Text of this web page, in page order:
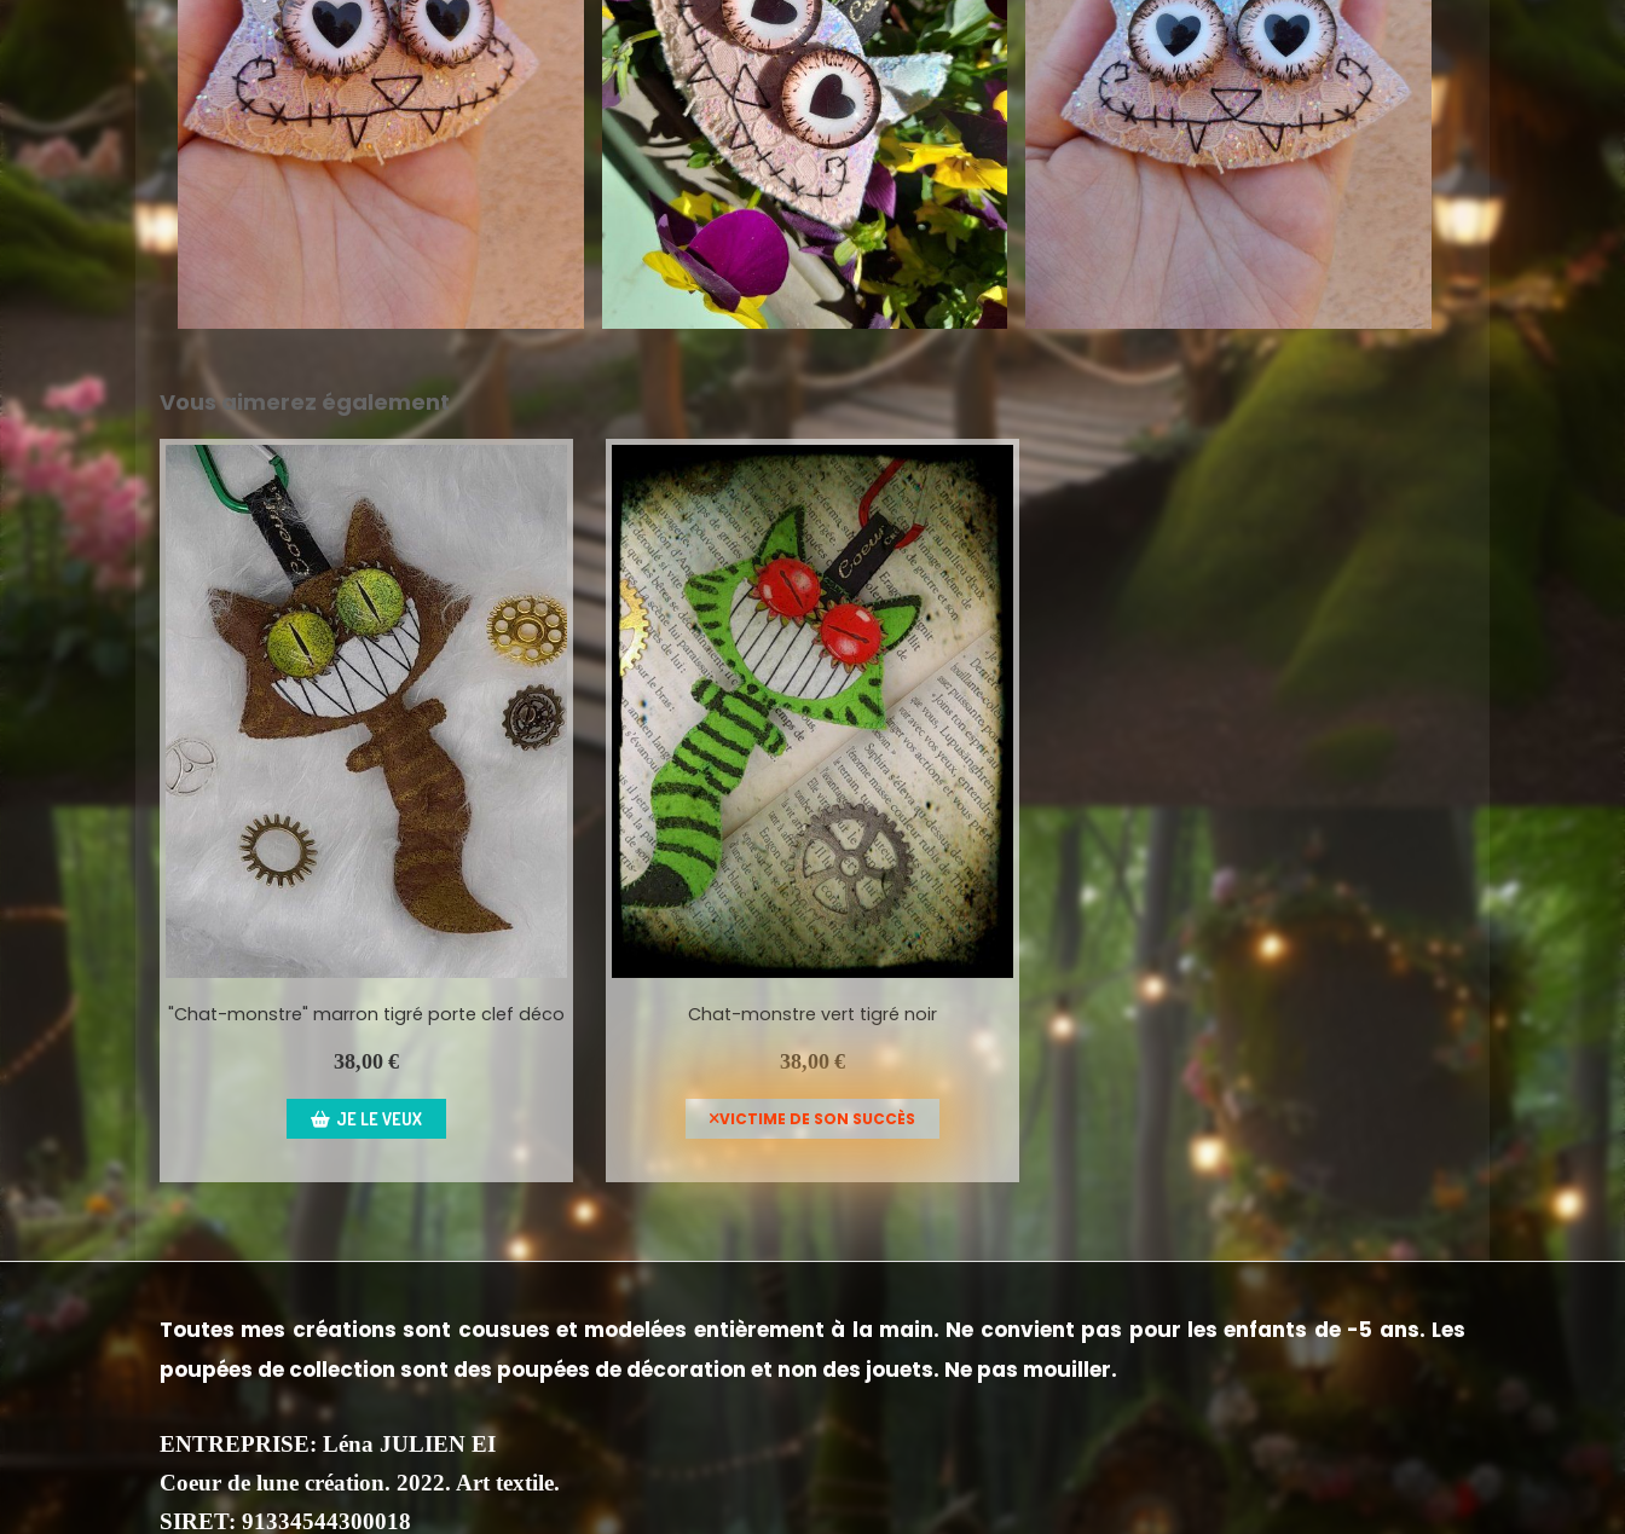
Vous aimerez également
"Chat-monstre" marron tigré porte clef déco
38,00€
JE LE VEUX
Chat-monstre vert tigré noir
38,00€
VICTIME DE SON SUCCÈS
Toutes mes créations sont cousues et modelées entièrement à la main. Ne convient pas pour les enfants de -5 ans. Les
poupées de collection sont des poupées de décoration et non des jouets. Ne pas mouiller.
ENTREPRISE: Léna JULIEN EI
Coeur de lune création. 2022. Art textile.
SIRET: 91334544300018